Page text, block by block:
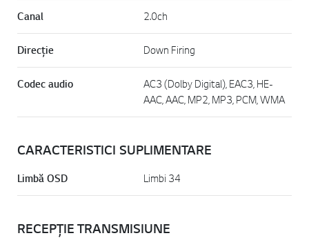
Canal 2.0ch
Direcție Down Firing
Codec audio
AC3 (Dolby Digital), EAC3, HE-
AAC, AAC, MP2, MP3, PCM, WMA
CARACTERISTICI SUPLIMENTARE
Limbă OSD Limbi 34
RECEPȚIE TRANSMISIUNE